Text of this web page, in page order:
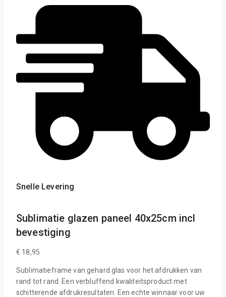
Snelle Levering
Sublimatie glazen paneel 40x25cm incl
bevestiging
€ 18,95
Sublimatieframe van gehard glas voor het afdrukken van
rand tot rand. Een verbluffend kwaliteitsproduct met
schitterende afdrukresultaten. Een echte winnaar voor uw